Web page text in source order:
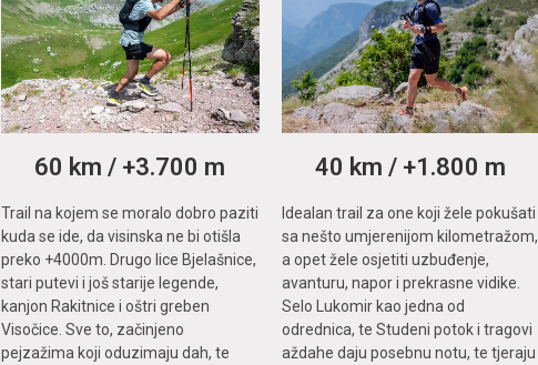
60 km / +3.700 m
Trail na kojem se moralo dobro paziti
kuda se ide, da visinska ne bi otišla
preko +4000m. Drugo lice Bjelašnice,
stari putevi i još starije legende,
kanjon Rakitnice i oštri greben
Visočice. Sve to, začinjeno
pejzažima koji oduzimaju dah, te
40 km / +1.800 m
Idealan trail za one koji žele pokušati
sa nešto umjerenijom kilometražom,
a opet žele osjetiti uzbuđenje,
avanturu, napor i prekrasne vidike.
Selo Lukomir kao jedna od
odrednica, te Studeni potok i tragovi
aždahe daju posebnu notu, te tjeraju